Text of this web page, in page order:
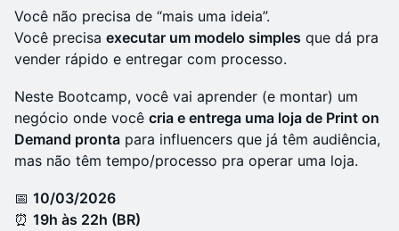
Você não precisa de “mais uma ideia”.
Você precisa executar um modelo simples que dá pra
vender rápido e entregar com processo.
Neste Bootcamp, você vai aprender (e montar) um
negócio onde você cria e entrega uma loja de Print on
Demand pronta para influencers que já têm audiência,
mas não têm tempo/processo pra operar uma loja.
📅 10/03/2026
⏰ 19h às 22h (BR)